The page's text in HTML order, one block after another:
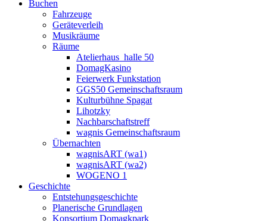
Buchen
Fahrzeuge
Geräteverleih
Musikräume
Räume
Atelierhaus_halle 50
DomagKasino
Feierwerk Funkstation
GGS50 Gemeinschaftsraum
Kulturbühne Spagat
Lihotzky
Nachbarschaftstreff
wagnis Gemeinschaftsraum
Übernachten
wagnisART (wa1)
wagnisART (wa2)
WOGENO 1
Geschichte
Entstehungsgeschichte
Planerische Grundlagen
Konsortium Domagkpark